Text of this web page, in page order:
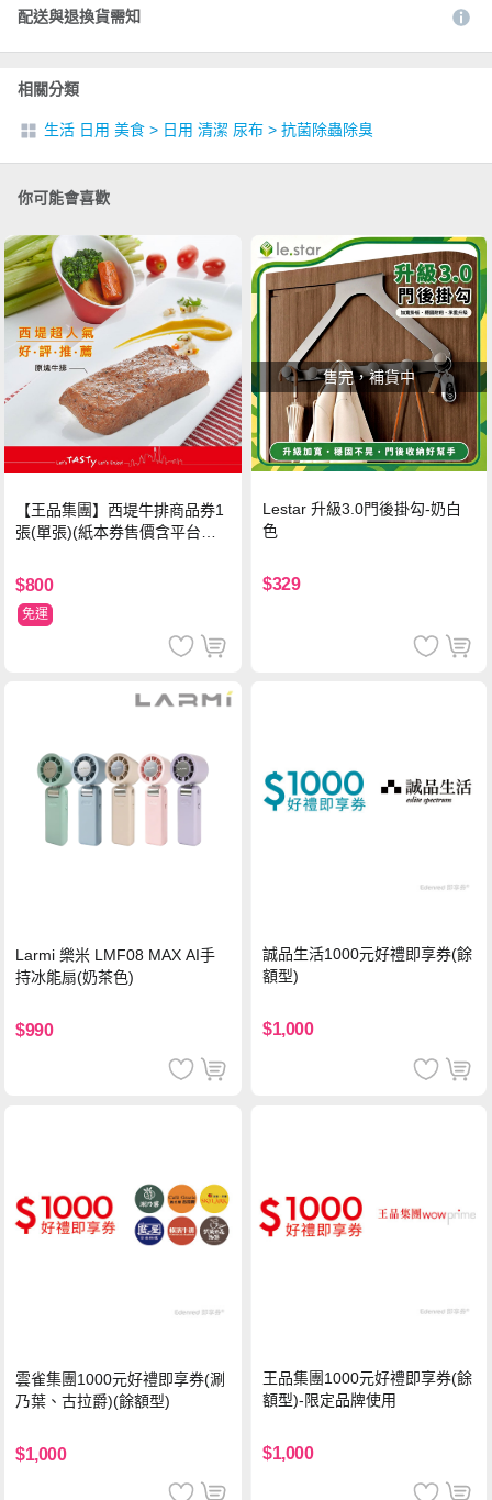
配送與退換貨需知
相關分類
生活 日用 美食 > 日用 清潔 尿布 > 抗菌除蟲除臭
你可能會喜歡
【王品集團】西堤牛排商品券1
張(單張)(紙本券售價含平台物
$800
免運
售完，補貨中
Lestar 升級3.0門後掛勾-奶白
色
$329
Larmi 樂米 LMF08 MAX AI手
持冰能扇(奶茶色)
$990
誠品生活1000元好禮即享券(餘
額型)
$1,000
雲雀集團1000元好禮即享券(涮
乃葉、古拉爵)(餘額型)
$1,000
王品集團1000元好禮即享券(餘
額型)-限定品牌使用
$1,000